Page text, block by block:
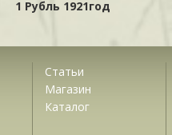
1 Рубль 1921год
Статьи
Магазин
Каталог